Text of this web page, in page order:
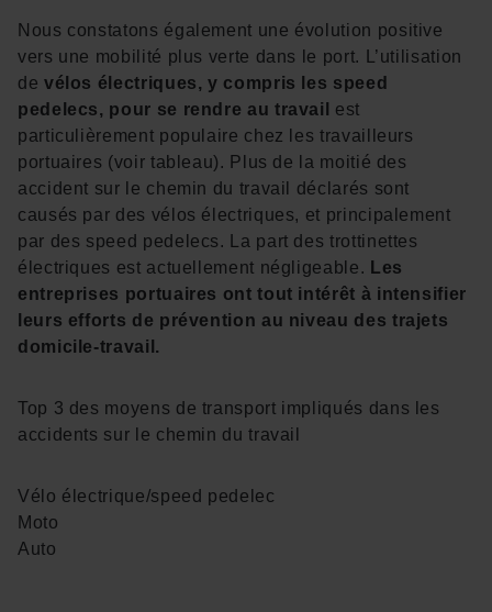
Nous constatons également une évolution positive
vers une mobilité plus verte dans le port. L’utilisation
de vélos électriques, y compris les speed
pedelecs, pour se rendre au travail
est
particulièrement populaire chez les travailleurs
portuaires (voir tableau). Plus de la moitié des
accident sur le chemin du travail déclarés sont
causés par des vélos électriques, et principalement
par des speed pedelecs. La part des trottinettes
électriques est actuellement négligeable. Les
entreprises portuaires ont tout intérêt à intensifier
leurs efforts de prévention au niveau des trajets
domicile-travail.
Top 3 des moyens de transport impliqués dans les
accidents sur le chemin du travail
Vélo électrique/speed pedelec
Moto
Auto